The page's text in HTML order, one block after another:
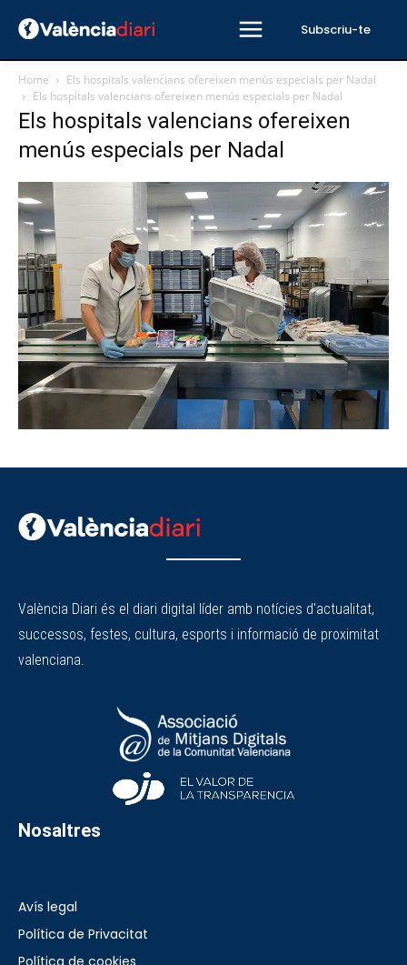
Subscriu-te
Home
Els hospitals valencians ofereixen menús especials per Nadal
Els hospitals valencians ofereixen menús especials per Nadal
Els hospitals valencians ofereixen
menús especials per Nadal
València Diari és el diari digital líder amb notícies d'actualitat,
successos, festes, cultura, esports i informació de proximitat
valenciana.
Nosaltres
Avís legal
Política de Privacitat
Política de cookies